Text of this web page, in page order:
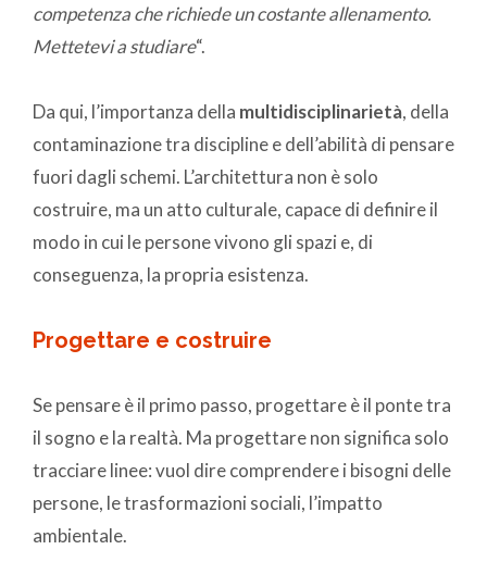
competenza che richiede un costante allenamento.
Mettetevi a studiare“.
Da qui, l’importanza della multidisciplinarietà, della
contaminazione tra discipline e dell’abilità di pensare
fuori dagli schemi. L’architettura non è solo
costruire, ma un atto culturale, capace di definire il
modo in cui le persone vivono gli spazi e, di
conseguenza, la propria esistenza.
Progettare e costruire
Se pensare è il primo passo, progettare è il ponte tra
il sogno e la realtà. Ma progettare non significa solo
tracciare linee: vuol dire comprendere i bisogni delle
persone, le trasformazioni sociali, l’impatto
ambientale.